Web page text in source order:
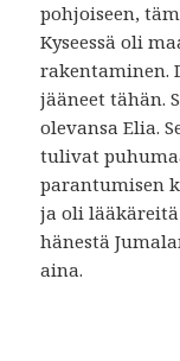
pohjoiseen,
Kyseessä oli
rakentaminen.
jääneet tähän.
olevansa Elia.
tulivat
parantumisen
ja oli
hänestä
aina.